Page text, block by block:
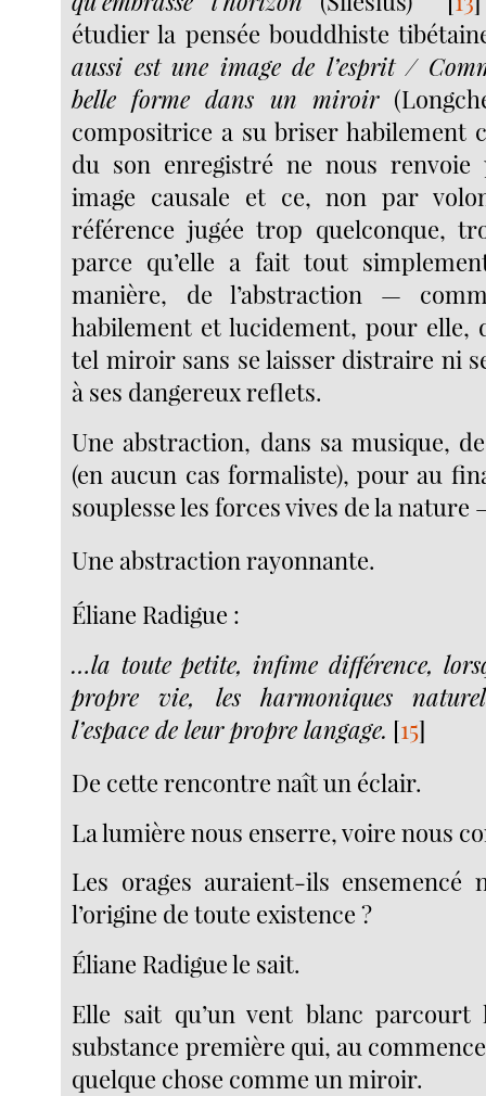
étudier la pensée bouddhiste
aussi est une image de l’esprit /
belle forme dans un miroir
compositrice a su briser habilement
du son enregistré ne nous renvoie
image causale et ce, non par
référence jugée trop quelconque,
parce qu’elle a fait tout
manière, de l’abstraction —
habilement et lucidement, pour elle,
tel miroir sans se laisser distraire ni
à ses dangereux reflets.
Une abstraction, dans sa musique,
(en aucun cas formaliste), pour au
souplesse les forces vives de la nature
Une abstraction rayonnante.
Éliane Radigue :
…la toute petite, infime différence,
propre vie, les harmoniques
l’espace de leur propre langage. [15]
De cette rencontre naît un éclair.
La lumière nous enserre, voire nous
Les orages auraient-ils
l’origine de toute existence ?
Éliane Radigue le sait.
Elle sait qu’un vent blanc
substance première qui, au
quelque chose comme un miroir.